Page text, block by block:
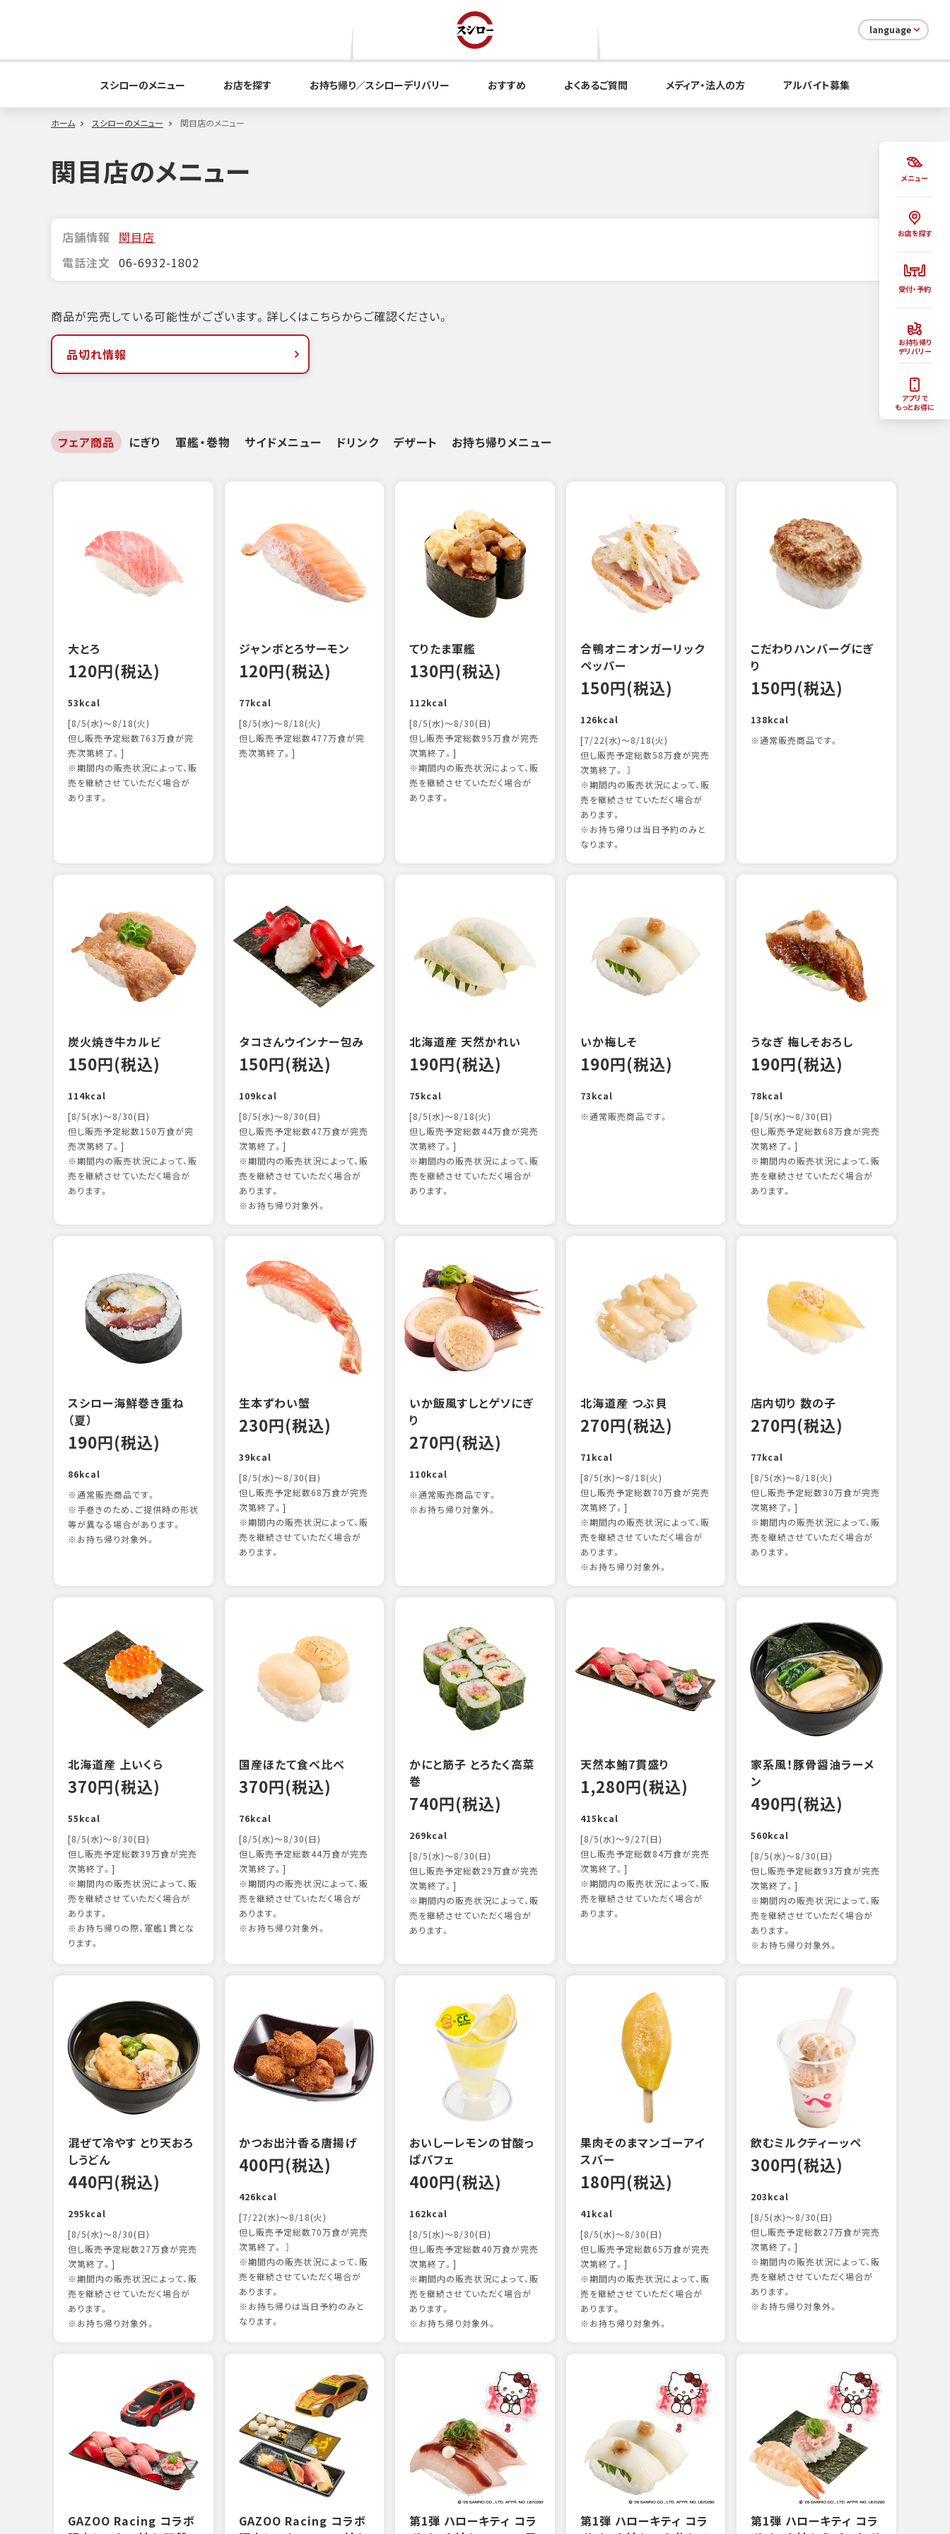
メニュー
お店を探す
受付・予約
お持ち帰り
デリバリー
アプリで
もっとお得に
language
スシローのメニュー お店を探す お持ち帰り／スシローデリバリー おすすめ よくあるご質問 メディア・法人の方 アルバイト募集
ホーム スシローのメニュー 関目店のメニュー
関目店のメニュー
店舗情報 関目店
電話注文 06-6932-1802
商品が完売している可能性がございます。詳しくはこちらからご確認ください。
品切れ情報
フェア商品 にぎり 軍艦・巻物 サイドメニュー ドリンク デザート お持ち帰りメニュー
大とろ
120円(税込)
53kcal
[8/5(水)～8/18(火)
但し販売予定総数763万食が完
売次第終了。]
※期間内の販売状況によって、販
売を継続させていただく場合が
あります。
ジャンボとろサーモン
120円(税込)
77kcal
[8/5(水)～8/18(火)
但し販売予定総数477万食が完
売次第終了。]
てりたま軍艦
130円(税込)
112kcal
[8/5(水)～8/30(日)
但し販売予定総数95万食が完売
次第終了。]
※期間内の販売状況によって、販
売を継続させていただく場合が
あります。
合鴨オニオンガーリック
ペッパー
150円(税込)
126kcal
[7/22(水)～8/18(火)
但し販売予定総数58万食が完売
次第終了。 ］
※期間内の販売状況によって、販
売を継続させていただく場合が
あります。
※お持ち帰りは当日予約のみと
なります。
こだわりハンバーグにぎ
り
150円(税込)
138kcal
※通常販売商品です。
炭火焼き牛カルビ
150円(税込)
114kcal
[8/5(水)～8/30(日)
但し販売予定総数150万食が完
売次第終了。]
※期間内の販売状況によって、販
売を継続させていただく場合が
あります。
タコさんウインナー包み
150円(税込)
109kcal
[8/5(水)～8/30(日)
但し販売予定総数47万食が完売
次第終了。]
※期間内の販売状況によって、販
売を継続させていただく場合が
あります。
※お持ち帰り対象外。
北海道産 天然かれい
190円(税込)
75kcal
[8/5(水)～8/18(火)
但し販売予定総数44万食が完売
次第終了。]
※期間内の販売状況によって、販
売を継続させていただく場合が
あります。
いか梅しそ
190円(税込)
73kcal
※通常販売商品です。
うなぎ 梅しそおろし
190円(税込)
78kcal
[8/5(水)～8/30(日)
但し販売予定総数68万食が完売
次第終了。]
※期間内の販売状況によって、販
売を継続させていただく場合が
あります。
スシロー海鮮巻き重ね
（夏）
190円(税込)
86kcal
※通常販売商品です。
※手巻きのため、ご提供時の形状
等が異なる場合があります。
※お持ち帰り対象外。
生本ずわい蟹
230円(税込)
39kcal
[8/5(水)～8/30(日)
但し販売予定総数68万食が完売
次第終了。]
※期間内の販売状況によって、販
売を継続させていただく場合が
あります。
いか飯風すしとゲソにぎ
り
270円(税込)
110kcal
※通常販売商品です。
※お持ち帰り対象外。
北海道産 つぶ貝
270円(税込)
71kcal
[8/5(水)～8/18(火)
但し販売予定総数70万食が完売
次第終了。]
※期間内の販売状況によって、販
売を継続させていただく場合が
あります。
※お持ち帰り対象外。
店内切り 数の子
270円(税込)
77kcal
[8/5(水)～8/18(火)
但し販売予定総数30万食が完売
次第終了。]
※期間内の販売状況によって、販
売を継続させていただく場合が
あります。
北海道産 上いくら
370円(税込)
55kcal
[8/5(水)～8/30(日)
但し販売予定総数39万食が完売
次第終了。]
※期間内の販売状況によって、販
売を継続させていただく場合が
あります。
※お持ち帰りの際、軍艦1貫とな
ります。
国産ほたて食べ比べ
370円(税込)
76kcal
[8/5(水)～8/30(日)
但し販売予定総数44万食が完売
次第終了。]
※期間内の販売状況によって、販
売を継続させていただく場合が
あります。
※お持ち帰り対象外。
かにと筋子 とろたく高菜
巻
740円(税込)
269kcal
[8/5(水)～8/30(日)
但し販売予定総数29万食が完売
次第終了。]
※期間内の販売状況によって、販
売を継続させていただく場合が
あります。
天然本鮪7貫盛り
1,280円(税込)
415kcal
[8/5(水)～9/27(日)
但し販売予定総数84万食が完売
次第終了。]
※期間内の販売状況によって、販
売を継続させていただく場合が
あります。
家系風！豚骨醤油ラーメ
ン
490円(税込)
560kcal
[8/5(水)～8/30(日)
但し販売予定総数93万食が完売
次第終了。]
※期間内の販売状況によって、販
売を継続させていただく場合が
あります。
※お持ち帰り対象外。
混ぜて冷やす とり天おろ
しうどん
440円(税込)
295kcal
[8/5(水)～8/30(日)
但し販売予定総数27万食が完売
次第終了。]
※期間内の販売状況によって、販
売を継続させていただく場合が
あります。
※お持ち帰り対象外。
かつお出汁香る唐揚げ
400円(税込)
426kcal
[7/22(水)～8/18(火)
但し販売予定総数70万食が完売
次第終了。 ］
※期間内の販売状況によって、販
売を継続させていただく場合が
あります。
※お持ち帰りは当日予約のみと
なります。
おいしーレモンの甘酸っ
ぱパフェ
400円(税込)
162kcal
[8/5(水)～8/30(日)
但し販売予定総数40万食が完売
次第終了。]
※期間内の販売状況によって、販
売を継続させていただく場合が
あります。
※お持ち帰り対象外。
果肉そのまマンゴーアイ
スバー
180円(税込)
41kcal
[8/5(水)～8/30(日)
但し販売予定総数65万食が完売
次第終了。]
※期間内の販売状況によって、販
売を継続させていただく場合が
あります。
※お持ち帰り対象外。
飲むミルクティーッペ
300円(税込)
203kcal
[8/5(水)～8/30(日)
但し販売予定総数27万食が完売
次第終了。]
※期間内の販売状況によって、販
売を継続させていただく場合が
あります。
※お持ち帰り対象外。
GAZOO Racing コラボ
GAZOO Racing コラボ
第1弾 ハローキティ コラ
第1弾 ハローキティ コラ
第1弾 ハローキティ コラ